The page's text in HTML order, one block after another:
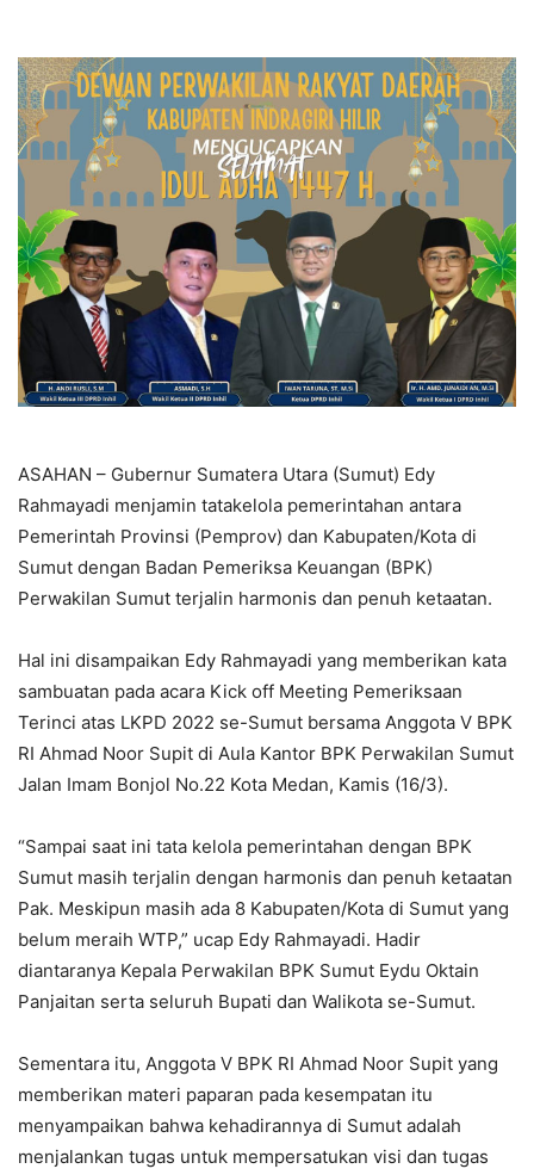
ASAHAN – Gubernur Sumatera Utara (Sumut) Edy
Rahmayadi menjamin tatakelola pemerintahan antara
Pemerintah Provinsi (Pemprov) dan Kabupaten/Kota di
Sumut dengan Badan Pemeriksa Keuangan (BPK)
Perwakilan Sumut terjalin harmonis dan penuh ketaatan.
Hal ini disampaikan Edy Rahmayadi yang memberikan kata
sambuatan pada acara Kick off Meeting Pemeriksaan
Terinci atas LKPD 2022 se-Sumut bersama Anggota V BPK
RI Ahmad Noor Supit di Aula Kantor BPK Perwakilan Sumut
Jalan Imam Bonjol No.22 Kota Medan, Kamis (16/3).
“Sampai saat ini tata kelola pemerintahan dengan BPK
Sumut masih terjalin dengan harmonis dan penuh ketaatan
Pak. Meskipun masih ada 8 Kabupaten/Kota di Sumut yang
belum meraih WTP,” ucap Edy Rahmayadi. Hadir
diantaranya Kepala Perwakilan BPK Sumut Eydu Oktain
Panjaitan serta seluruh Bupati dan Walikota se-Sumut.
Sementara itu, Anggota V BPK RI Ahmad Noor Supit yang
memberikan materi paparan pada kesempatan itu
menyampaikan bahwa kehadirannya di Sumut adalah
menjalankan tugas untuk mempersatukan visi dan tugas